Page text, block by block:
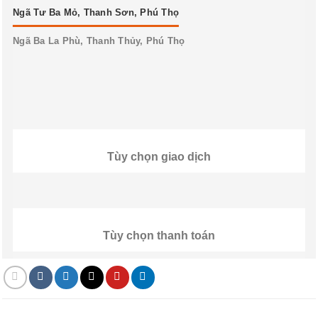
Ngã Tư Ba Mỏ, Thanh Sơn, Phú Thọ
Ngã Ba La Phù, Thanh Thủy, Phú Thọ
Tùy chọn giao dịch
Tùy chọn thanh toán